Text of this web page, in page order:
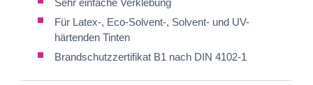
Sehr einfache Verklebung
Für Latex-, Eco-Solvent-, Solvent- und UV-
härtenden Tinten
Brandschutzzertifikat B1 nach DIN 4102-1